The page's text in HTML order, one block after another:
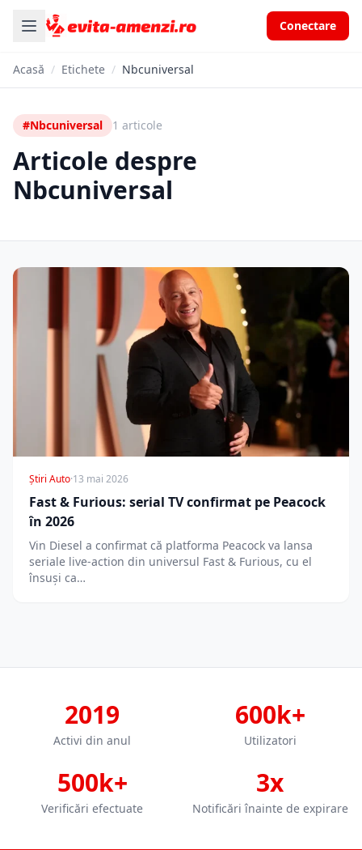
Conectare
Acasă / Etichete / Nbcuniversal
#Nbcuniversal 1 articole
Articole despre
Nbcuniversal
Știri Auto·13 mai 2026
Fast & Furious: serial TV confirmat pe Peacock
în 2026
Vin Diesel a confirmat că platforma Peacock va lansa
seriale live-action din universul Fast & Furious, cu el
însuși ca…
2019
Activi din anul
600k+
Utilizatori
500k+
Verificări efectuate
3x
Notificări înainte de expirare